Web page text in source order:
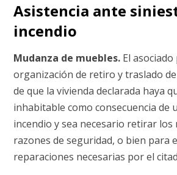
Asistencia ante
incendio
Mudanza de muebles. El
organización de retiro y traslado
de que la vivienda declarada haya
inhabitable como consecuencia de
incendio y sea necesario retirar
razones de seguridad, o bien para
reparaciones necesarias por el